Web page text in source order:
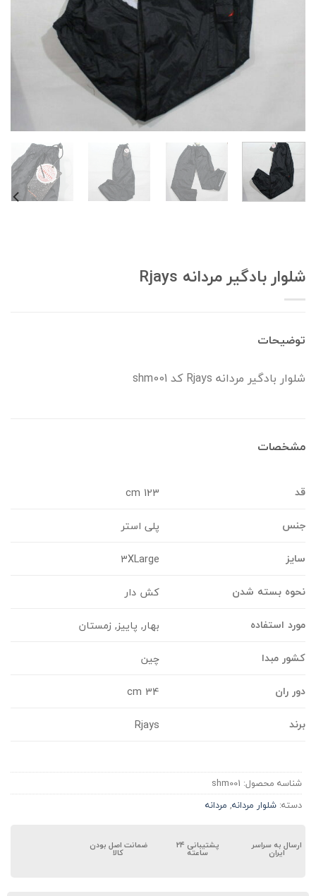
شلوار بادگیر مردانه Rjays
توضیحات
شلوار بادگیر مردانه Rjays کد shm001
مشخصات
123 cm
جنس
پلی استر
سایز
3XLarge
نحوه بسته شدن
کش دار
مورد استفاده
بهار, پاییز, زمستان
کشور مبدا
چین
دور ران
34 cm
برند
Rjays
شناسه محصول:shm001
دسته:شلوار مردانه,مردانه
ارسال به سراسر
ایران
پشتیبانی ۲۴
ساعته
ضمانت اصل بودن